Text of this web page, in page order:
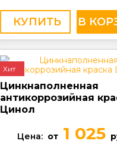
КУПИТЬ
Хит
Цинкнаполненная
антикоррозийная
Цинол
Цена: от1 025